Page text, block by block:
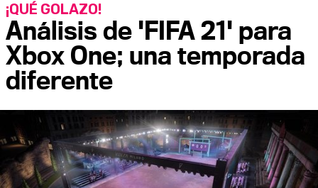
Análisis de 'FIFA 21' para
Xbox One; una temporada
diferente
¡QUÉ GOLAZO!